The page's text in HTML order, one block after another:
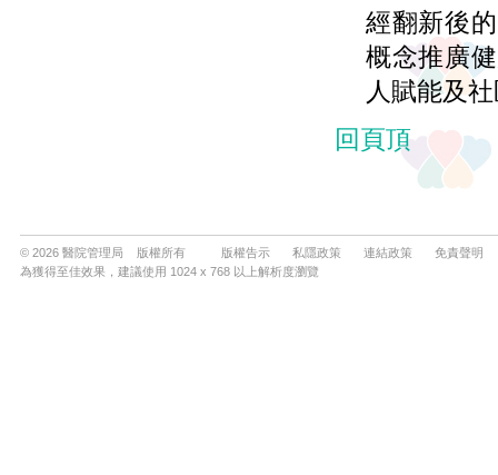
© 2026 醫院管理局 版權所有 版權告示 私隱政策 連結政策
免責聲明
為獲得至佳效果，建議使用 1024 x 768 以上解析度瀏覽